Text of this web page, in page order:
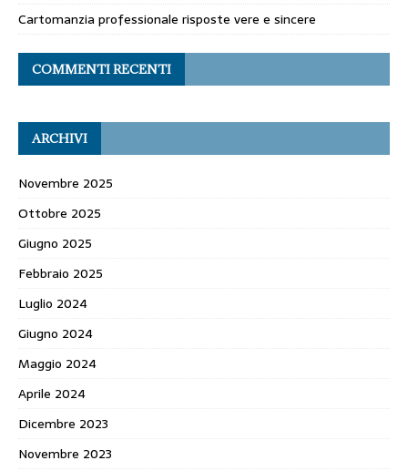
Cartomanzia professionale risposte vere e sincere
COMMENTI RECENTI
ARCHIVI
Novembre 2025
Ottobre 2025
Giugno 2025
Febbraio 2025
Luglio 2024
Giugno 2024
Maggio 2024
Aprile 2024
Dicembre 2023
Novembre 2023